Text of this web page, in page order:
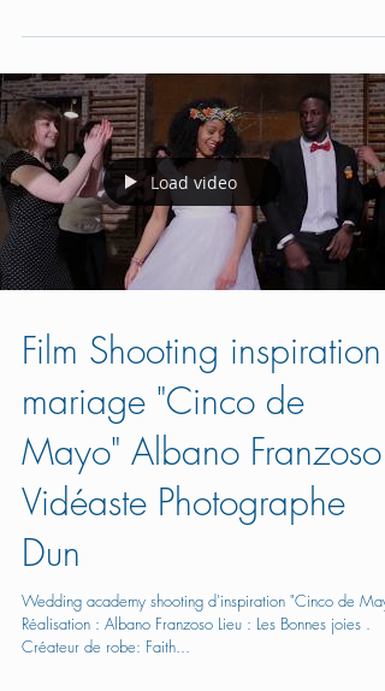
Load video
Film Shooting inspiration
mariage "Cinco de
Mayo" Albano Franzoso
Vidéaste Photographe
Dun
Wedding academy shooting d'inspiration "Cinco de